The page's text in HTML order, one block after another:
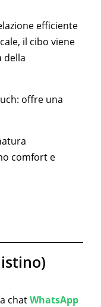
efficiente
il cibo viene
della
offre una
comfort e
chatWhatsApp